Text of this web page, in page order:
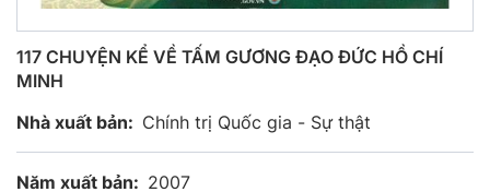
117 CHUYỆN KỂ VỀ TẤM GƯƠNG ĐẠO ĐỨC HỒ CHÍ
MINH
Nhà xuất bản: Chính trị Quốc gia - Sự thật
Năm xuất bản: 2007